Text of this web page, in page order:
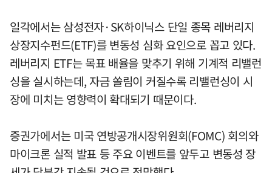
일각에서는 삼성전자·SK하이닉스 단일 종목 레버리지
상장지수펀드(ETF)를 변동성 심화 요인으로 꼽고 있다.
레버리지 ETF는 목표 배율을 맞추기 위해 기계적 리밸런
싱을 실시하는데, 자금 쏠림이 커질수록 리밸런싱이 시
장에 미치는 영향력이 확대되기 때문이다.
증권가에서는 미국 연방공개시장위원회(FOMC) 회의와
마이크론 실적 발표 등 주요 이벤트를 앞두고 변동성 장